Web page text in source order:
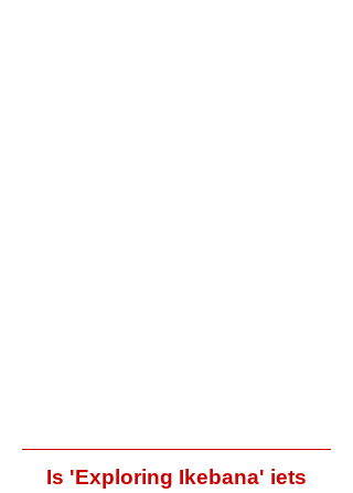
Is 'Exploring Ikebana' iets